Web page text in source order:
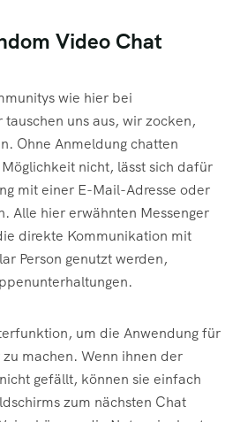
Video Chat
wie hier bei
uns aus, wir zocken,
Ohne Anmeldung chatten
nicht, lässt sich dafür
mit einer E-Mail-Adresse oder
Alle hier erwähnten Messenger
direkte Kommunikation mit
Person genutzt werden,
um die Anwendung für
machen. Wenn ihnen der
gefällt, können sie einfach
zum nächsten Chat